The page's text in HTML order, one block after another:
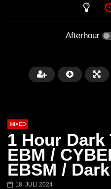
Afterhour
MIXED
1 Hour Dark
EBM /
EBSM /
18. JULI 2024